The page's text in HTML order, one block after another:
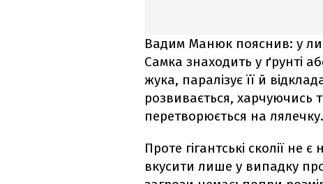
Вадим Манюк пояснив: у
Самка знаходить у ґрунті
жука, паралізує її й
розвивається, харчуючись
перетворюється на лялечку.
Проте гігантські сколії
вкусити лише у випадку